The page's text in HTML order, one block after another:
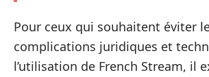
Pour ceux qui souhaitent éviter
complications juridiques et
l’utilisation de French Stream, il